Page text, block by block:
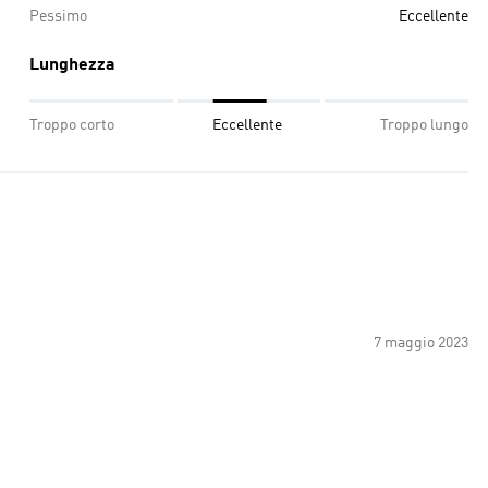
Pessimo Eccellente
Lunghezza
Troppo corto Eccellente Troppo lungo
7 maggio 2023